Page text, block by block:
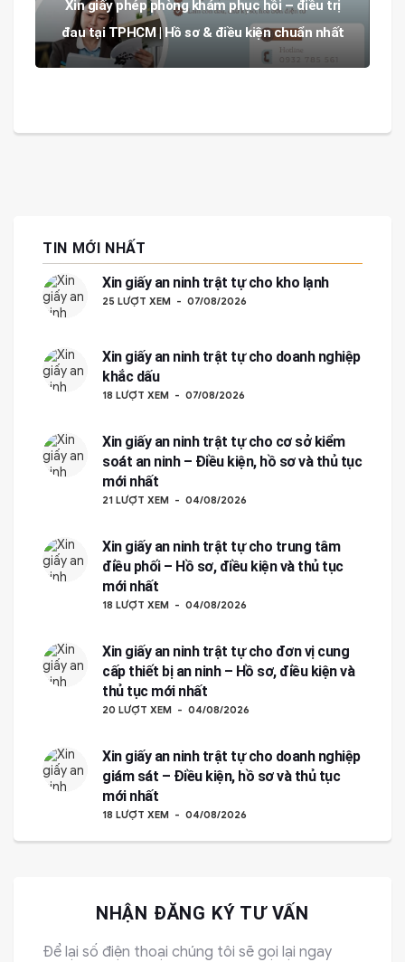
Xin giấy phép phòng khám phục hồi – điều trị
đau tại TPHCM | Hồ sơ & điều kiện chuẩn nhất
TIN MỚI NHẤT
Xin giấy an ninh trật tự cho kho lạnh
25 LƯỢT XEM 07/08/2026
Xin giấy an ninh trật tự cho doanh nghiệp
khắc dấu
18 LƯỢT XEM 07/08/2026
Xin giấy an ninh trật tự cho cơ sở kiểm
soát an ninh – Điều kiện, hồ sơ và thủ tục
mới nhất
21 LƯỢT XEM 04/08/2026
Xin giấy an ninh trật tự cho trung tâm
điều phối – Hồ sơ, điều kiện và thủ tục
mới nhất
18 LƯỢT XEM 04/08/2026
Xin giấy an ninh trật tự cho đơn vị cung
cấp thiết bị an ninh – Hồ sơ, điều kiện và
thủ tục mới nhất
20 LƯỢT XEM 04/08/2026
Xin giấy an ninh trật tự cho doanh nghiệp
giám sát – Điều kiện, hồ sơ và thủ tục
mới nhất
18 LƯỢT XEM 04/08/2026
NHẬN ĐĂNG KÝ TƯ VẤN
Để lại số điện thoại chúng tôi sẽ gọi lại ngay